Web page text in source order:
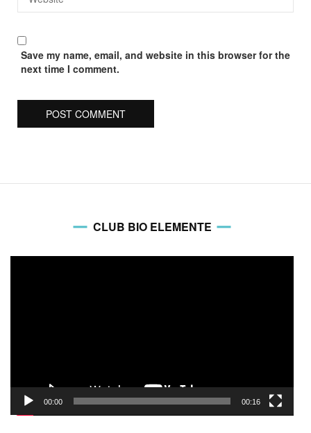
Save my name, email, and website in this browser for the
next time I comment.
CLUB BIO ELEMENTE
00:00 00:16